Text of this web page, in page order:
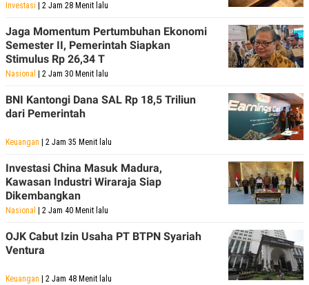
Investasi | 2 Jam 28 Menit lalu
Jaga Momentum Pertumbuhan Ekonomi
Semester II, Pemerintah Siapkan
Stimulus Rp 26,34 T
Nasional | 2 Jam 30 Menit lalu
BNI Kantongi Dana SAL Rp 18,5 Triliun
dari Pemerintah
Keuangan | 2 Jam 35 Menit lalu
Investasi China Masuk Madura,
Kawasan Industri Wiraraja Siap
Dikembangkan
Nasional | 2 Jam 40 Menit lalu
OJK Cabut Izin Usaha PT BTPN Syariah
Ventura
Keuangan | 2 Jam 48 Menit lalu